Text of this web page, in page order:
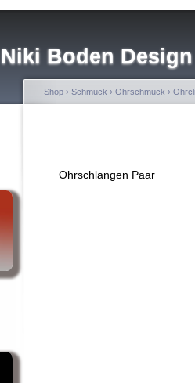
Niki Boden Design
Shop › Schmuck › Ohrschmuck ›
Ohrschlangen Paar